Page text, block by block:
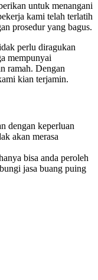
untuk menangani
kami telah terlatih
prosedur yang bagus.
perlu diragukan
mempunyai
ramah. Dengan
kian terjamin.
dengan keperluan
akan merasa
bisa anda peroleh
jasa buang puing